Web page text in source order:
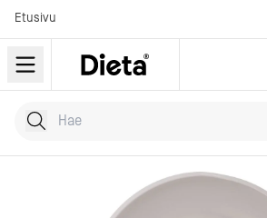
Etusivu
Hae tuotteita
Kirjoita hakusana...